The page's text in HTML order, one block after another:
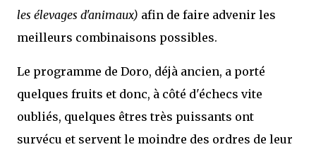
les élevages d'animaux) afin de faire advenir les
meilleurs combinaisons possibles.
Le programme de Doro, déjà ancien, a porté
quelques fruits et donc, à côté d'échecs vite
oubliés, quelques êtres très puissants ont
survécu et servent le moindre des ordres de leur